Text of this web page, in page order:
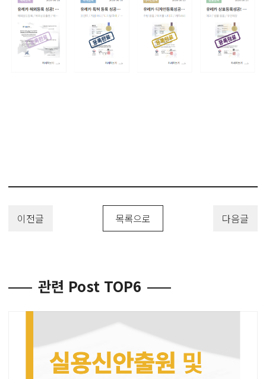
이전글 목록으로 다음글
관련 Post TOP6